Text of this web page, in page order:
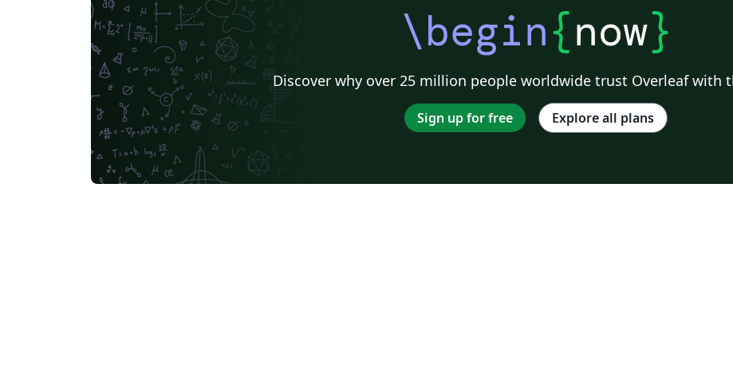
\begin{now}
Discover why over 25 million people worldwide trust Overleaf with
Sign up for free Explore all plans